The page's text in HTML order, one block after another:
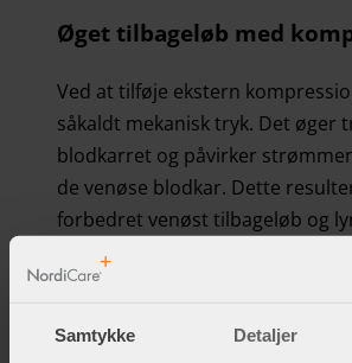
Samtykke Detaljer
Øget tilbageløb med
Ved at tilføje ekstern
såkaldt mekanisk tryk. Det øger
blodkarret og påvirker
de venøse blodkar. Dette
forbedret venøst tilbageløb og
dræning. Trykket fremmer også
af væske til lymfekarrene.
opererede område, mindskes